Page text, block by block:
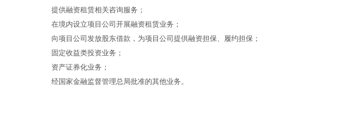
提供融资租赁相关咨询服务；
在境内设立项目公司开展融资租赁业务；
向项目公司发放股东借款，为项目公司提供融资担保、履约担保；
固定收益类投资业务；
资产证券化业务；
经国家金融监督管理总局批准的其他业务。